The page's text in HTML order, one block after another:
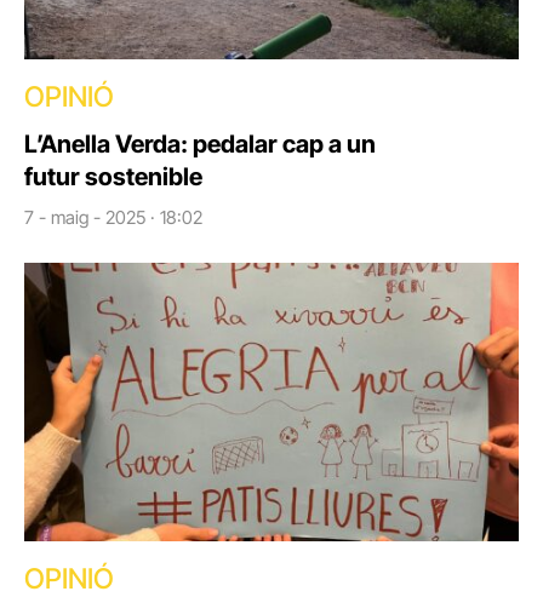
OPINIÓ
L’Anella Verda: pedalar cap a un
futur sostenible
7 - maig - 2025 · 18:02
OPINIÓ